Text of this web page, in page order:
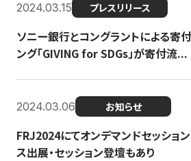
2024.03.15 プレスリリース
ソニー銀行とコングラントによる寄
ング「GIVING for SDGs」が寄付流...
2024.03.06 お知らせ
FRJ2024にてオンデマンドセッショ
ス出展・セッション登壇もあり